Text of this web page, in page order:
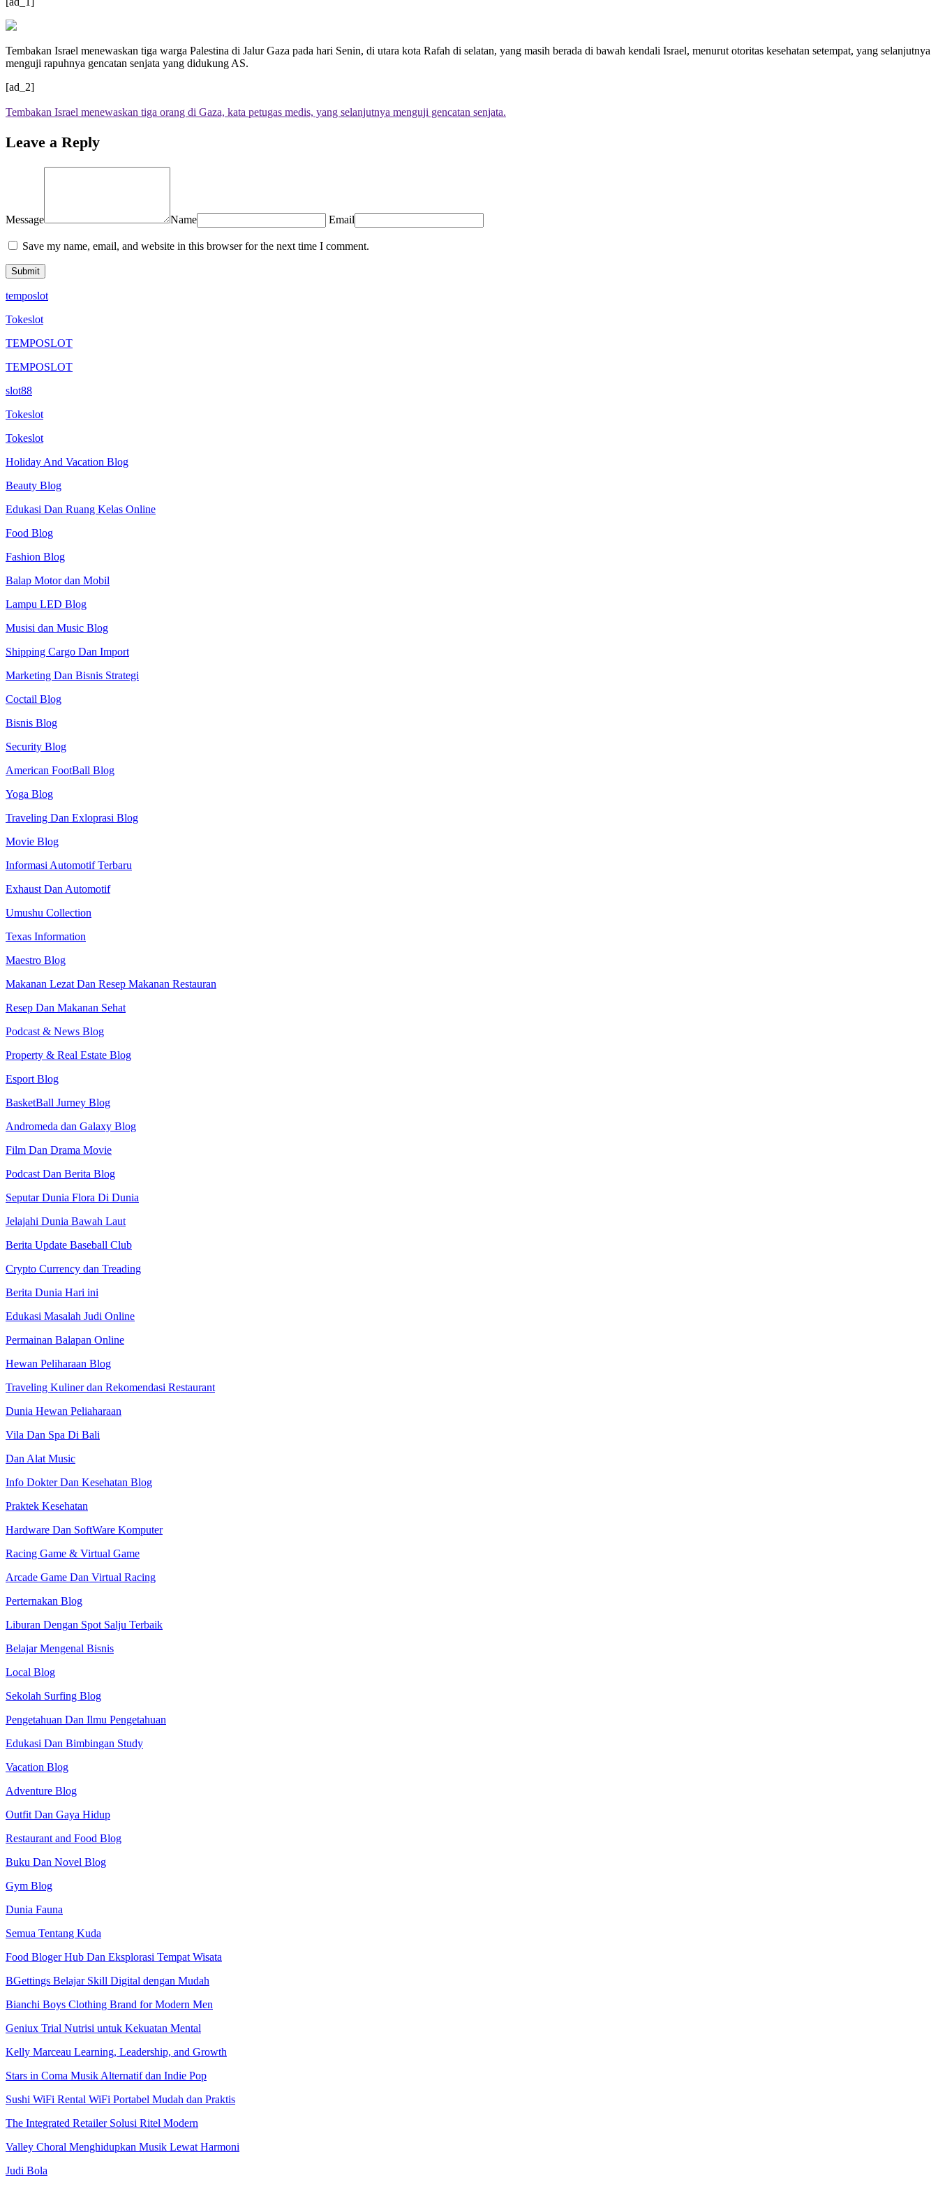
Tembakan Israel menewaskan tiga warga Palestina di Jalur Gaza pada hari Senin, di utara kota Rafah di selatan, yang masih berada di bawah kendali Israel, menurut otoritas kesehatan setempat, yang selanjutnya
menguji rapuhnya gencatan senjata yang didukung AS.
[ad_2]
Tembakan Israel menewaskan tiga orang di Gaza, kata petugas medis, yang selanjutnya menguji gencatan senjata.
Leave a Reply
Message Name Email
Save my name, email, and website in this browser for the next time I comment.
temposlot
Tokeslot
TEMPOSLOT
TEMPOSLOT
slot88
Tokeslot
Tokeslot
Holiday And Vacation Blog
Beauty Blog
Edukasi Dan Ruang Kelas Online
Food Blog
Fashion Blog
Balap Motor dan Mobil
Lampu LED Blog
Musisi dan Music Blog
Shipping Cargo Dan Import
Marketing Dan Bisnis Strategi
Coctail Blog
Bisnis Blog
Security Blog
American FootBall Blog
Yoga Blog
Traveling Dan Exloprasi Blog
Movie Blog
Informasi Automotif Terbaru
Exhaust Dan Automotif
Umushu Collection
Texas Information
Maestro Blog
Makanan Lezat Dan Resep Makanan Restauran
Resep Dan Makanan Sehat
Podcast & News Blog
Property & Real Estate Blog
Esport Blog
BasketBall Jurney Blog
Andromeda dan Galaxy Blog
Film Dan Drama Movie
Podcast Dan Berita Blog
Seputar Dunia Flora Di Dunia
Jelajahi Dunia Bawah Laut
Berita Update Baseball Club
Crypto Currency dan Treading
Berita Dunia Hari ini
Edukasi Masalah Judi Online
Permainan Balapan Online
Hewan Peliharaan Blog
Traveling Kuliner dan Rekomendasi Restaurant
Dunia Hewan Peliaharaan
Vila Dan Spa Di Bali
Dan Alat Music
Info Dokter Dan Kesehatan Blog
Praktek Kesehatan
Hardware Dan SoftWare Komputer
Racing Game & Virtual Game
Arcade Game Dan Virtual Racing
Perternakan Blog
Liburan Dengan Spot Salju Terbaik
Belajar Mengenal Bisnis
Local Blog
Sekolah Surfing Blog
Pengetahuan Dan Ilmu Pengetahuan
Edukasi Dan Bimbingan Study
Vacation Blog
Adventure Blog
Outfit Dan Gaya Hidup
Restaurant and Food Blog
Buku Dan Novel Blog
Gym Blog
Dunia Fauna
Semua Tentang Kuda
Food Bloger Hub Dan Eksplorasi Tempat Wisata
BGettings Belajar Skill Digital dengan Mudah
Bianchi Boys Clothing Brand for Modern Men
Geniux Trial Nutrisi untuk Kekuatan Mental
Kelly Marceau Learning, Leadership, and Growth
Stars in Coma Musik Alternatif dan Indie Pop
Sushi WiFi Rental WiFi Portabel Mudah dan Praktis
The Integrated Retailer Solusi Ritel Modern
Valley Choral Menghidupkan Musik Lewat Harmoni
Judi Bola